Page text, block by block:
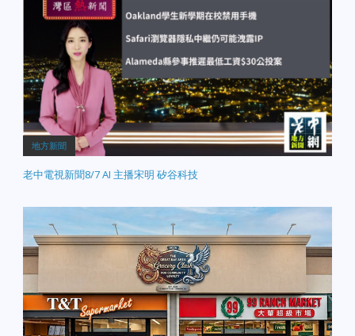
地方新聞
老中電視新聞8/7 AI 主播宋明 矽谷科技